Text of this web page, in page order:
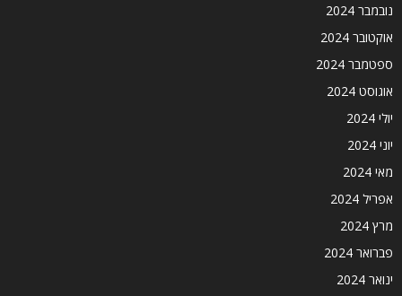
נובמבר 2024
אוקטובר 2024
ספטמבר 2024
אוגוסט 2024
יולי 2024
יוני 2024
מאי 2024
אפריל 2024
מרץ 2024
פברואר 2024
ינואר 2024